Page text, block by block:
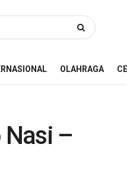
OLAHRAGA
Nasi –